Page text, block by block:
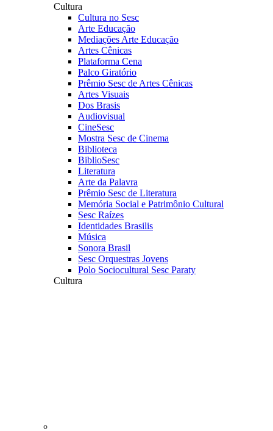
Cultura
Cultura no Sesc
Arte Educação
Mediações Arte Educação
Artes Cênicas
Plataforma Cena
Palco Giratório
Prêmio Sesc de Artes Cênicas
Artes Visuais
Dos Brasis
Audiovisual
CineSesc
Mostra Sesc de Cinema
Biblioteca
BiblioSesc
Literatura
Arte da Palavra
Prêmio Sesc de Literatura
Memória Social e Patrimônio Cultural
Sesc Raízes
Identidades Brasilis
Música
Sonora Brasil
Sesc Orquestras Jovens
Polo Sociocultural Sesc Paraty
Cultura